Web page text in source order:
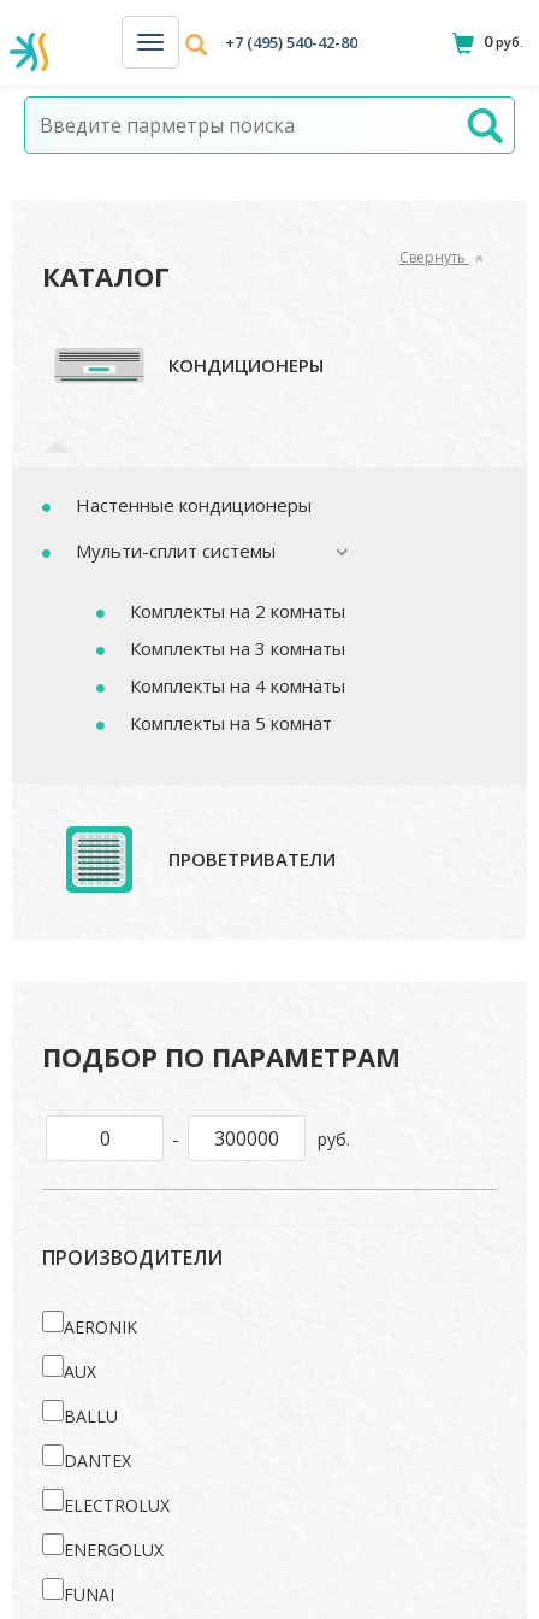
Н
а
в
и
+7 (495) 540-42-80 0руб.
КАТАЛОГ
Свернуть
КОНДИЦИОНЕРЫ
Настенные кондиционеры
Мульти-сплит системы
Комплекты на 2 комнаты
Комплекты на 3 комнаты
Комплекты на 4 комнаты
Комплекты на 5 комнат
ПРОВЕТРИВАТЕЛИ
ПОДБОР ПО ПАРАМЕТРАМ
- руб.
ПРОИЗВОДИТЕЛИ
AERONIK
AUX
BALLU
DANTEX
ELECTROLUX
ENERGOLUX
FUNAI